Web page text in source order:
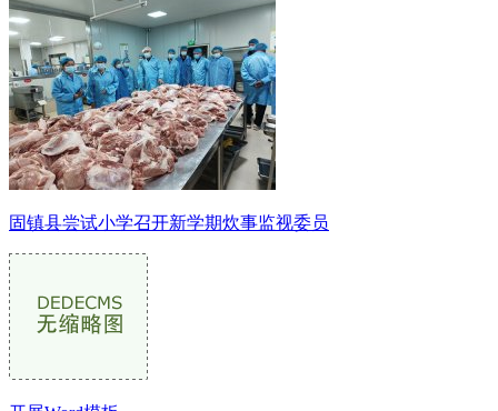
固镇县尝试小学召开新学期炊事监视委员